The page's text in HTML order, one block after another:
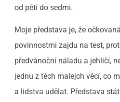
od pěti do sedmi.
Moje představa je, že
povinnostmi zajdu na test,
předvánoční náladu a jehličí,
jednu z těch malejch věcí, co
a lidstva udělat. Představa